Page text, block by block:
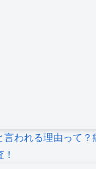
言われる理由って？